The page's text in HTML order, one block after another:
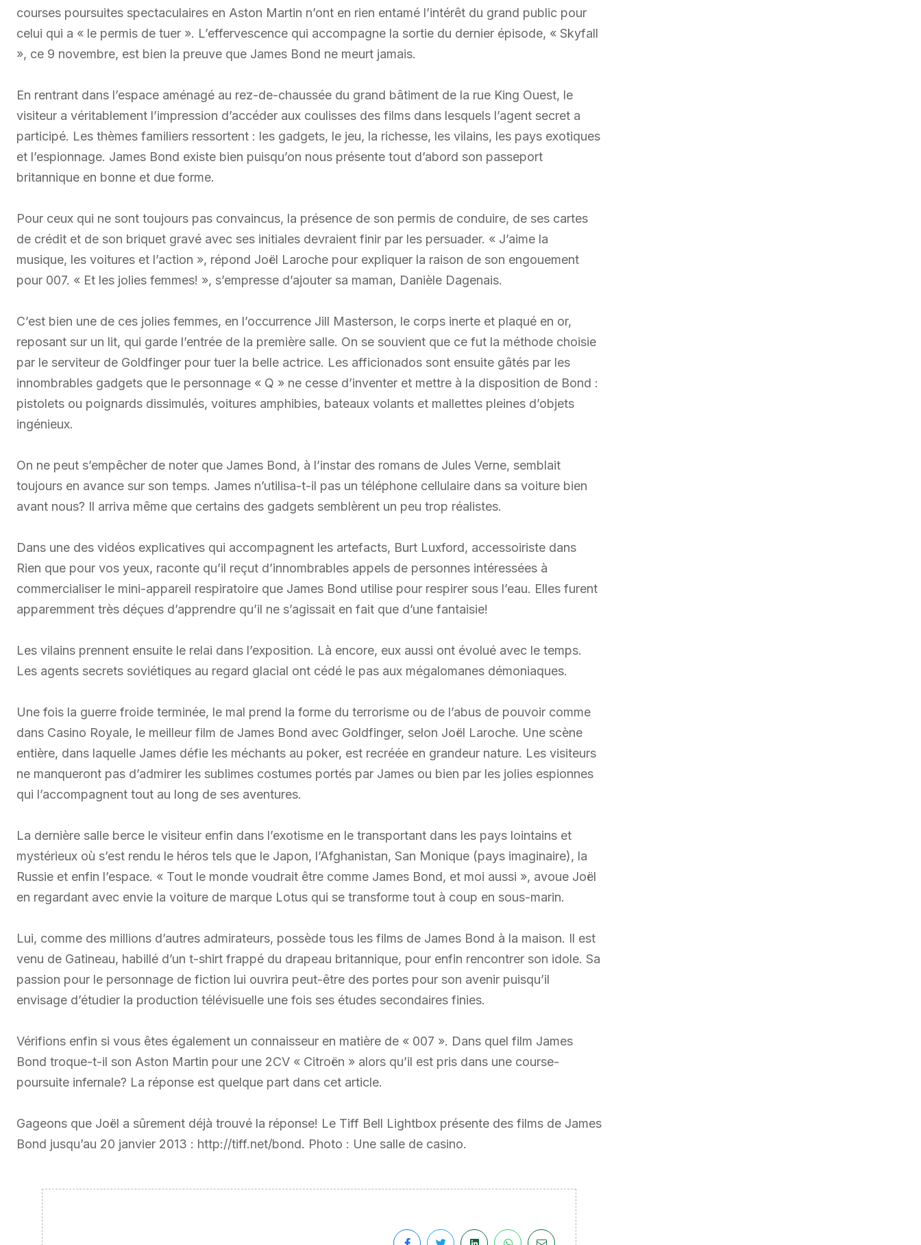
courses poursuites spectaculaires en Aston Martin n’ont en rien entamé l’intérêt du grand public pour
celui qui a « le permis de tuer ». L’effervescence qui accompagne la sortie du dernier épisode, « Skyfall
», ce 9 novembre, est bien la preuve que James Bond ne meurt jamais.
En rentrant dans l’espace aménagé au rez-de-chaussée du grand bâtiment de la rue King Ouest, le
visiteur a véritablement l’impression d’accéder aux coulisses des films dans lesquels l’agent secret a
participé. Les thèmes familiers ressortent : les gadgets, le jeu, la richesse, les vilains, les pays exotiques
et l’espionnage. James Bond existe bien puisqu’on nous présente tout d’abord son passeport
britannique en bonne et due forme.
Pour ceux qui ne sont toujours pas convaincus, la présence de son permis de conduire, de ses cartes
de crédit et de son briquet gravé avec ses initiales devraient finir par les persuader. « J’aime la
musique, les voitures et l’action », répond Joël Laroche pour expliquer la raison de son engouement
pour 007. « Et les jolies femmes! », s’empresse d’ajouter sa maman, Danièle Dagenais.
C’est bien une de ces jolies femmes, en l’occurrence Jill Masterson, le corps inerte et plaqué en or,
reposant sur un lit, qui garde l’entrée de la première salle. On se souvient que ce fut la méthode choisie
par le serviteur de Goldfinger pour tuer la belle actrice. Les afficionados sont ensuite gâtés par les
innombrables gadgets que le personnage « Q » ne cesse d’inventer et mettre à la disposition de Bond :
pistolets ou poignards dissimulés, voitures amphibies, bateaux volants et mallettes pleines d’objets
ingénieux.
On ne peut s’empêcher de noter que James Bond, à l’instar des romans de Jules Verne, semblait
toujours en avance sur son temps. James n’utilisa-t-il pas un téléphone cellulaire dans sa voiture bien
avant nous? Il arriva même que certains des gadgets semblèrent un peu trop réalistes.
Dans une des vidéos explicatives qui accompagnent les artefacts, Burt Luxford, accessoiriste dans
Rien que pour vos yeux, raconte qu’il reçut d’innombrables appels de personnes intéressées à
commercialiser le mini-appareil respiratoire que James Bond utilise pour respirer sous l’eau. Elles furent
apparemment très déçues d’apprendre qu’il ne s’agissait en fait que d’une fantaisie!
Les vilains prennent ensuite le relai dans l’exposition. Là encore, eux aussi ont évolué avec le temps.
Les agents secrets soviétiques au regard glacial ont cédé le pas aux mégalomanes démoniaques.
Une fois la guerre froide terminée, le mal prend la forme du terrorisme ou de l’abus de pouvoir comme
dans Casino Royale, le meilleur film de James Bond avec Goldfinger, selon Joël Laroche. Une scène
entière, dans laquelle James défie les méchants au poker, est recréée en grandeur nature. Les visiteurs
ne manqueront pas d’admirer les sublimes costumes portés par James ou bien par les jolies espionnes
qui l’accompagnent tout au long de ses aventures.
La dernière salle berce le visiteur enfin dans l’exotisme en le transportant dans les pays lointains et
mystérieux où s’est rendu le héros tels que le Japon, l’Afghanistan, San Monique (pays imaginaire), la
Russie et enfin l’espace. « Tout le monde voudrait être comme James Bond, et moi aussi », avoue Joël
en regardant avec envie la voiture de marque Lotus qui se transforme tout à coup en sous-marin.
Lui, comme des millions d’autres admirateurs, possède tous les films de James Bond à la maison. Il est
venu de Gatineau, habillé d’un t-shirt frappé du drapeau britannique, pour enfin rencontrer son idole. Sa
passion pour le personnage de fiction lui ouvrira peut-être des portes pour son avenir puisqu’il
envisage d’étudier la production télévisuelle une fois ses études secondaires finies.
Vérifions enfin si vous êtes également un connaisseur en matière de « 007 ». Dans quel film James
Bond troque-t-il son Aston Martin pour une 2CV « Citroën » alors qu’il est pris dans une course-
poursuite infernale? La réponse est quelque part dans cet article.
Gageons que Joël a sûrement déjà trouvé la réponse! Le Tiff Bell Lightbox présente des films de James
Bond jusqu’au 20 janvier 2013 : http://tiff.net/bond. Photo : Une salle de casino.